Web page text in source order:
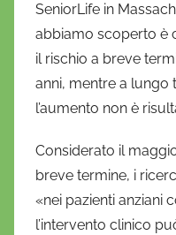
SeniorLife in
abbiamo scoperto è
il rischio a breve
anni, mentre a lungo
l’aumento non è
Considerato il
breve termine, i
«nei pazienti anziani
l’intervento clinico